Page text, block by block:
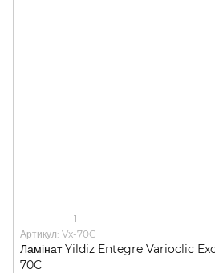
1
Артикул: Vx-70C
Ламінат Yildiz Entegre Varioclic
70C